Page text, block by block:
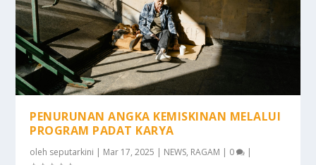
PENURUNAN ANGKA KEMISKINAN MELALUI
PROGRAM PADAT KARYA
oleh seputarkini | Mar 17, 2025 | NEWS, RAGAM | 0 |